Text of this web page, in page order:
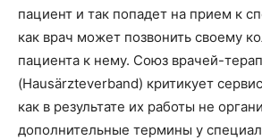
пациент и так попадет на прием к
как врач может позвонить своему
пациента к нему. Союз врачей-
(Hausärzteverband) критикует
как в результате их работы не
дополнительные термины у